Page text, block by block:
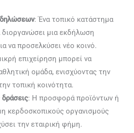
: Ένα τοπικό κατάστημα
μια εκδήλωση
να προσελκύσει νέο κοινό.
επιχείρηση μπορεί να
ομάδα, ενισχύοντας την
τοπική κοινότητα.
: Η προσφορά προϊόντων ή
κερδοσκοπικούς οργανισμούς
την εταιρική φήμη.